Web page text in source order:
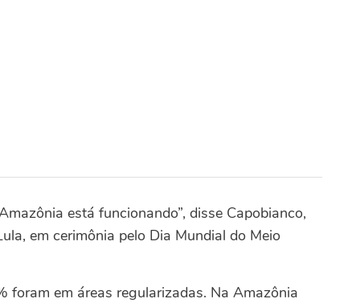
está funcionando”, disse Capobianco,
em cerimônia pelo Dia Mundial do Meio
foram em áreas regularizadas. Na Amazônia